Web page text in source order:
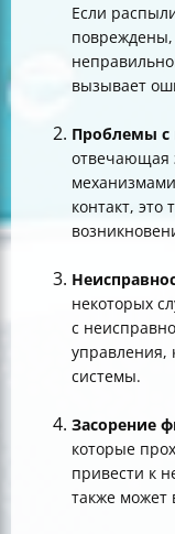
Если
повреждены,
вызывает
Проблемы с
отвечающая
контакт, это
некоторых
с
управления,
системы.
Засорение
которые
привести к
также может